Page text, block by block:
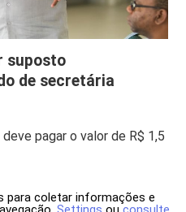
suposto
de secretária
pagar o valor de R$ 1,5
para coletar informações e